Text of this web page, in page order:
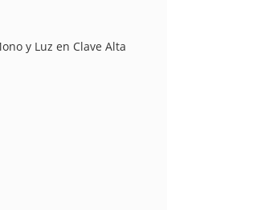
y Luz en Clave Alta